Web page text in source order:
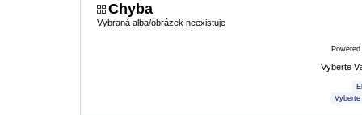
Chyba
Vybraná alba/obrázek neexistuje
Vyberte